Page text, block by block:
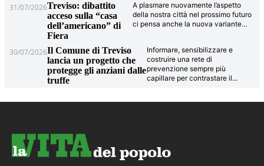
31/07/2026Treviso: dibattito
acceso sulla “casa
dell’americano” di
Fiera
A plasmare nuovamente l’aspetto
della nostra città nel prossimo futuro
ci pensa anche la nuova variante...
30/07/2026Il Comune di Treviso
lancia un progetto che
protegge gli anziani dalle
truffe
Informare, sensibilizzare e
costruire una rete di
prevenzione sempre più
capillare per contrastare il...